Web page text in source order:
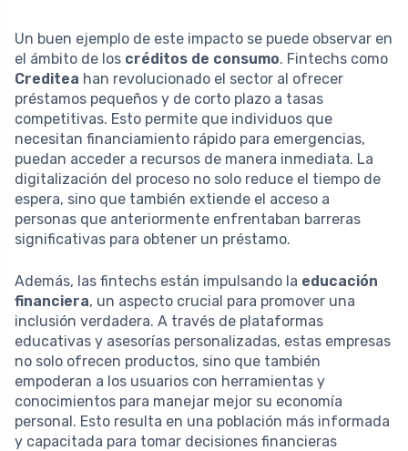
Un buen ejemplo de este impacto se puede observar en
el ámbito de los créditos de consumo. Fintechs como
Creditea han revolucionado el sector al ofrecer
préstamos pequeños y de corto plazo a tasas
competitivas. Esto permite que individuos que
necesitan financiamiento rápido para emergencias,
puedan acceder a recursos de manera inmediata. La
digitalización del proceso no solo reduce el tiempo de
espera, sino que también extiende el acceso a
personas que anteriormente enfrentaban barreras
significativas para obtener un préstamo.
Además, las fintechs están impulsando la educación
financiera, un aspecto crucial para promover una
inclusión verdadera. A través de plataformas
educativas y asesorías personalizadas, estas empresas
no solo ofrecen productos, sino que también
empoderan a los usuarios con herramientas y
conocimientos para manejar mejor su economía
personal. Esto resulta en una población más informada
y capacitada para tomar decisiones financieras